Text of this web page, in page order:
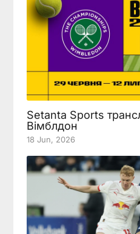
Setanta Sports
Вімблдон
18 Jun, 2026